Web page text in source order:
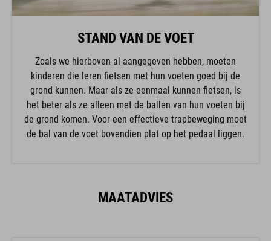
STAND VAN DE VOET
Zoals we hierboven al aangegeven hebben, moeten
kinderen die leren fietsen met hun voeten goed bij de
grond kunnen. Maar als ze eenmaal kunnen fietsen, is
het beter als ze alleen met de ballen van hun voeten bij
de grond komen. Voor een effectieve trapbeweging moet
de bal van de voet bovendien plat op het pedaal liggen.
MAATADVIES